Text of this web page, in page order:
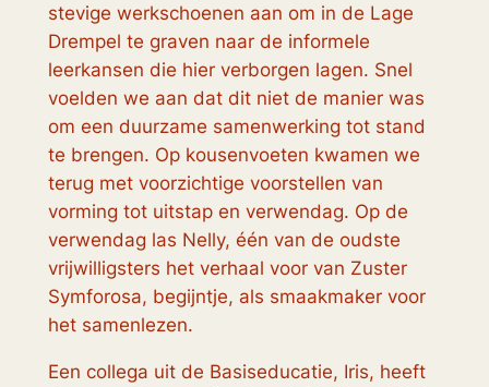
stevige werkschoenen aan om in de Lage
Drempel te graven naar de informele
leerkansen die hier verborgen lagen. Snel
voelden we aan dat dit niet de manier was
om een duurzame samenwerking tot stand
te brengen. Op kousenvoeten kwamen we
terug met voorzichtige voorstellen van
vorming tot uitstap en verwendag. Op de
verwendag las Nelly, één van de oudste
vrijwilligsters het verhaal voor van Zuster
Symforosa, begijntje, als smaakmaker voor
het samenlezen.
Een collega uit de Basiseducatie, Iris, heeft